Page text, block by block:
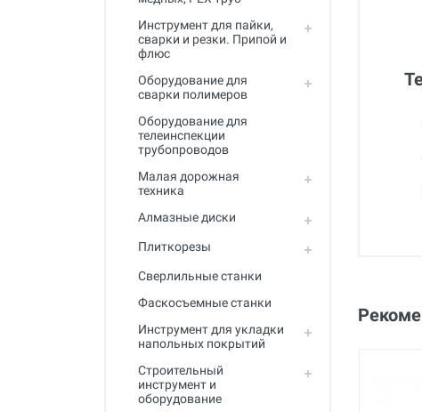
Инструмент для пайки,
сварки и резки. Припой и
флюс
Оборудование для
сварки полимеров
Оборудование для
телеинспекции
трубопроводов
Малая дорожная
техника
Алмазные диски
Плиткорезы
Сверлильные станки
Фаскосъемные станки
Инструмент для укладки
напольных покрытий
Строительный
инструмент и
оборудование